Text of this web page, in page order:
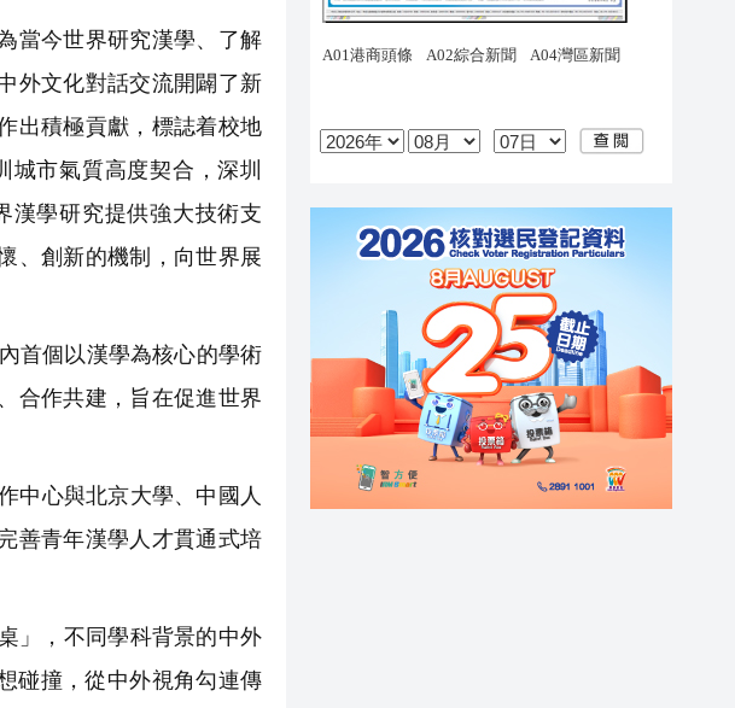
當今世界研究漢學、了解
外文化對話交流開闢了新
出積極貢獻，標誌着校地
市氣質高度契合，深圳
漢學研究提供強大技術支
、創新的機制，向世界展
首個以漢學為核心的學術
合作共建，旨在促進世界
中心與北京大學、中國人
善青年漢學人才貫通式培
」，不同學科背景的中外
碰撞，從中外視角勾連傳